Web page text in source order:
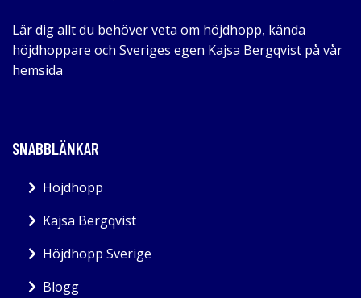
Lär dig allt du behöver veta om höjdhopp, kända
höjdhoppare och Sveriges egen Kajsa Bergqvist på vår
hemsida
SNABBLÄNKAR
Höjdhopp
Kajsa Bergqvist
Höjdhopp Sverige
Blogg